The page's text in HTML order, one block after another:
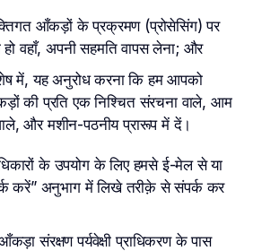
आँकड़ों के प्रक्रमण (प्रोसेसिंग) पर
वहाँ, अपनी सहमति वापस लेना; और
में, यह अनुरोध करना कि हम आपको
की प्रति एक निश्चित संरचना वाले, आम
और मशीन-पठनीय प्रारूप में दें।
के उपयोग के लिए हमसे ई-मेल से या
करें” अनुभाग में लिखे तरीक़े से संपर्क कर
संरक्षण पर्यवेक्षी प्राधिकरण के पास